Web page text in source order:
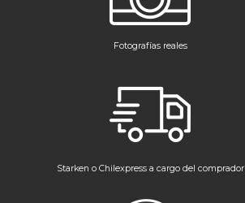
Fotografías reales
Starken o Chilexpress a cargo del comprador